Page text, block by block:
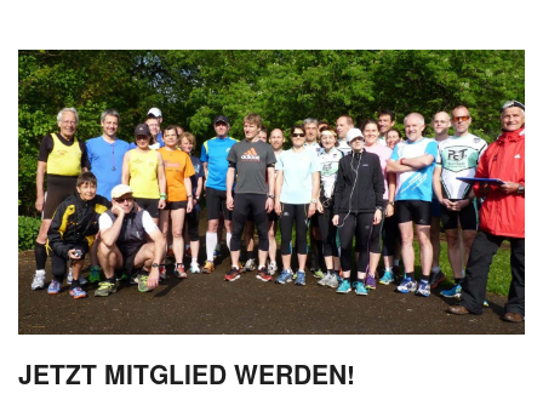
JETZT MITGLIED WERDEN!